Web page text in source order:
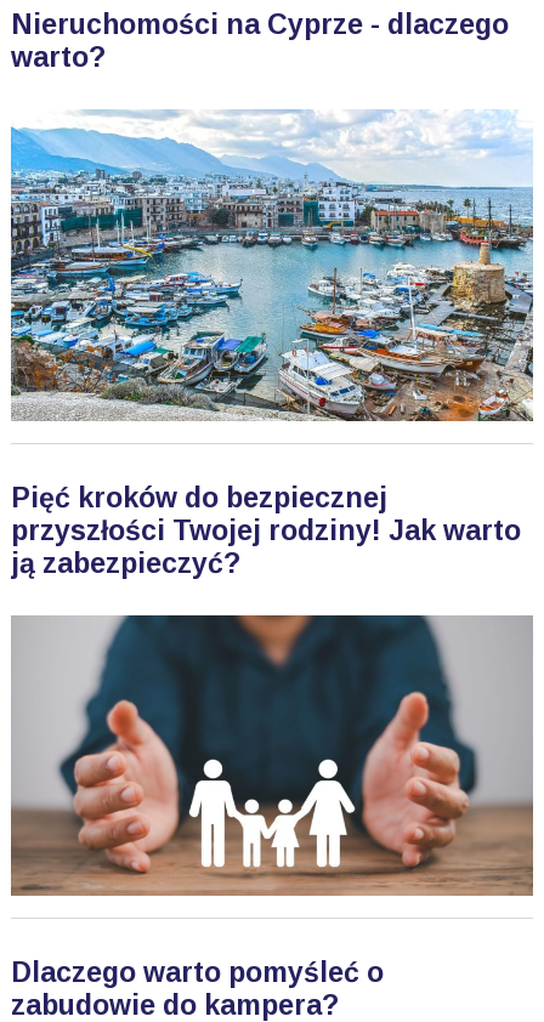
Nieruchomości na Cyprze - dlaczego
warto?
Pięć kroków do bezpiecznej
przyszłości Twojej rodziny! Jak warto
ją zabezpieczyć?
Dlaczego warto pomyśleć o
zabudowie do kampera?